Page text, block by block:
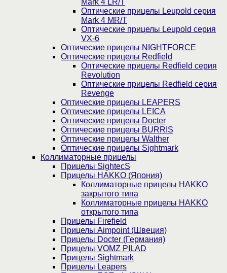
Mark 4 LR/T
Оптические прицелы Leupold серия
Mark 4 MR/T
Оптические прицелы Leupold серия
VX-6
Оптические прицелы NIGHTFORCE
Оптические прицелы Redfield
Оптические прицелы Redfield серия
Revolution
Оптические прицелы Redfield серия
Revenge
Оптические прицелы LEAPERS
Оптические прицелы LEICA
Оптические прицелы Docter
Оптические прицелы BURRIS
Оптические прицелы Walther
Оптические прицелы Sightmark
Коллиматорные прицелы
Прицелы SightecS
Прицелы HAKKO (Япония)
Коллиматорные прицелы HAKKO
закрытого типа
Коллиматорные прицелы HAKKO
открытого типа
Прицелы Firefield
Прицелы Aimpoint (Швеция)
Прицелы Docter (Германия)
Прицелы VOMZ PILAD
Прицелы Sightmark
Прицелы Leapers